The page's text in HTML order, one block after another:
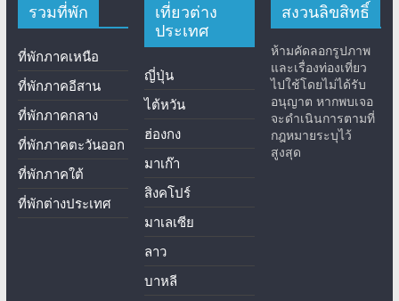
รวมที่พัก
ที่พักภาคเหนือ
ที่พักภาคอีสาน
ที่พักภาคกลาง
ที่พักภาคตะวันออก
ที่พักภาคใต้
ที่พักต่างประเทศ
เที่ยวต่าง
ประเทศ
ญี่ปุ่น
ไต้หวัน
ฮ่องกง
มาเก๊า
สิงคโปร์
มาเลเซีย
ลาว
บาหลี
สงวนลิขสิทธิ์
ห้ามคัดลอกรูปภาพ
และเรื่องท่องเที่ยว
ไปใช้โดยไม่ได้รับ
อนุญาต หากพบเจอ
จะดำเนินการตามที่
กฎหมายระบุไว้
สูงสุด